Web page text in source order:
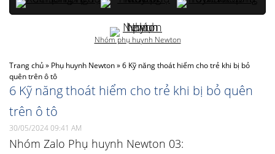
Trang chủ» Phụ huynh Newton»6 Kỹ năng thoát hiểm cho trẻ khi bị bỏ
quên trên ô tô
6 Kỹ năng thoát hiểm cho trẻ khi bị bỏ quên
trên ô tô
30/05/2024 09:41 AM
Nhóm Zalo Phụ huynh Newton 03:
Nhóm phụ huynh Newton